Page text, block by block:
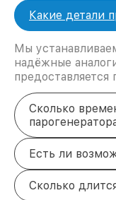
Какие детали
Мы
надёжные
предоставляется
Сколько
Есть ли
Сколько